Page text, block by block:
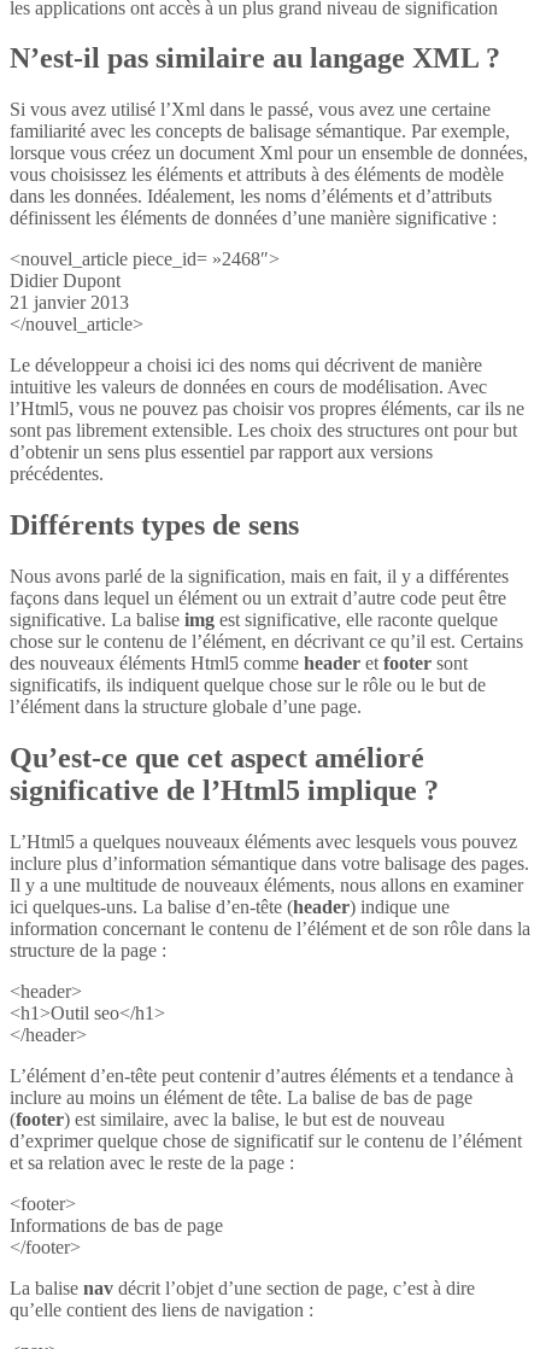
les applications ont accès à un plus grand niveau de signification
N’est-il pas similaire au langage XML ?
Si vous avez utilisé l’Xml dans le passé, vous avez une certaine
familiarité avec les concepts de balisage sémantique. Par exemple,
lorsque vous créez un document Xml pour un ensemble de données,
vous choisissez les éléments et attributs à des éléments de modèle
dans les données. Idéalement, les noms d’éléments et d’attributs
définissent les éléments de données d’une manière significative :
<nouvel_article piece_id= »2468″>
Didier Dupont
21 janvier 2013
</nouvel_article>
Le développeur a choisi ici des noms qui décrivent de manière
intuitive les valeurs de données en cours de modélisation. Avec
l’Html5, vous ne pouvez pas choisir vos propres éléments, car ils ne
sont pas librement extensible. Les choix des structures ont pour but
d’obtenir un sens plus essentiel par rapport aux versions
précédentes.
Différents types de sens
Nous avons parlé de la signification, mais en fait, il y a différentes
façons dans lequel un élément ou un extrait d’autre code peut être
significative. La balise img est significative, elle raconte quelque
chose sur le contenu de l’élément, en décrivant ce qu’il est. Certains
des nouveaux éléments Html5 comme header et footer sont
significatifs, ils indiquent quelque chose sur le rôle ou le but de
l’élément dans la structure globale d’une page.
Qu’est-ce que cet aspect amélioré
significative de l’Html5 implique ?
L’Html5 a quelques nouveaux éléments avec lesquels vous pouvez
inclure plus d’information sémantique dans votre balisage des pages.
Il y a une multitude de nouveaux éléments, nous allons en examiner
ici quelques-uns. La balise d’en-tête (header) indique une
information concernant le contenu de l’élément et de son rôle dans la
structure de la page :
<header>
<h1>Outil seo</h1>
</header>
L’élément d’en-tête peut contenir d’autres éléments et a tendance à
inclure au moins un élément de tête. La balise de bas de page
(footer) est similaire, avec la balise, le but est de nouveau
d’exprimer quelque chose de significatif sur le contenu de l’élément
et sa relation avec le reste de la page :
<footer>
Informations de bas de page
</footer>
La balise nav décrit l’objet d’une section de page, c’est à dire
qu’elle contient des liens de navigation :